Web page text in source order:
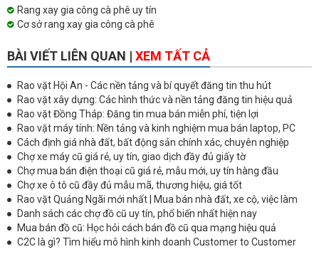
Rang xay gia công cà phê uy tín
Cơ sở rang xay gia công cà phê
BÀI VIẾT LIÊN QUAN | XEM TẤT CẢ
Rao vặt Hội An - Các nền tảng và bí quyết đăng tin thu hút
Rao vặt xây dựng: Các hình thức và nền tảng đăng tin hiệu quả
Rao vặt Đồng Tháp: Đăng tin mua bán miễn phí, tiện lợi
Rao vặt máy tính: Nền tảng và kinh nghiệm mua bán laptop, PC
Cách định giá nhà đất, bất động sản chính xác, chuyên nghiệp
Chợ xe máy cũ giá rẻ, uy tín, giao dịch đầy đủ giấy tờ
Chợ mua bán điện thoại cũ giá rẻ, mẫu mới, uy tín hàng đầu
Chợ xe ô tô cũ đầy đủ mẫu mã, thương hiệu, giá tốt
Rao vặt Quảng Ngãi mới nhất | Mua bán nhà đất, xe cộ, việc làm
Danh sách các chợ đồ cũ uy tín, phổ biến nhất hiện nay
Mua bán đồ cũ: Học hỏi cách bán đồ cũ qua mạng hiệu quả
C2C là gì? Tìm hiểu mô hình kinh doanh Customer to Customer